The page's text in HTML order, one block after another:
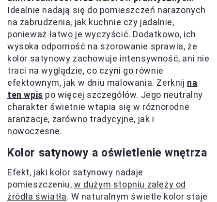
Idealnie nadają się do pomieszczeń narażonych
na zabrudzenia, jak kuchnie czy jadalnie,
ponieważ łatwo je wyczyścić. Dodatkowo, ich
wysoka odporność na szorowanie sprawia, że
kolor satynowy zachowuje intensywność, ani nie
traci na wyglądzie, co czyni go równie
efektownym, jak w dniu malowania. Zerknij na
ten wpis po więcej szczegółów. Jego neutralny
charakter świetnie wtapia się w różnorodne
aranżacje, zarówno tradycyjne, jak i
nowoczesne.
Kolor satynowy a oświetlenie wnętrza
Efekt, jaki kolor satynowy nadaje
pomieszczeniu, w dużym stopniu zależy od
źródła światła. W naturalnym świetle kolor staje